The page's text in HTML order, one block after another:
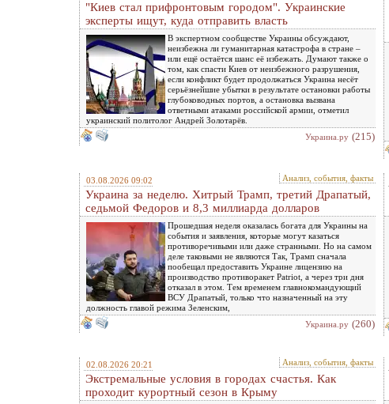
"Киев стал прифронтовым городом". Украинские
эксперты ищут, куда отправить власть
В экспертном сообществе Украины обсуждают,
неизбежна ли гуманитарная катастрофа в стране –
или ещё остаётся шанс её избежать. Думают также о
том, как спасти Киев от неизбежного разрушения,
если конфликт будет продолжаться Украина несёт
серьёзнейшие убытки в результате остановки работы
глубоководных портов, а остановка вызвана
ответными атаками российской армии, отметил
украинский политолог Андрей Золотарёв.
Украина.ру (215)
03.08.2026 09:02 Анализ, события, факты
Украина за неделю. Хитрый Трамп, третий Драпатый,
седьмой Федоров и 8,3 миллиарда долларов
Прошедшая неделя оказалась богата для Украины на
события и заявления, которые могут казаться
противоречивыми или даже странными. Но на самом
деле таковыми не являются Так, Трамп сначала
пообещал предоставить Украине лицензию на
производство противоракет Patriot, а через три дня
отказал в этом. Тем временем главнокомандующий
ВСУ Драпатый, только что назначенный на эту
должность главой режима Зеленским,
Украина.ру (260)
02.08.2026 20:21 Анализ, события, факты
Экстремальные условия в городах счастья. Как
проходит курортный сезон в Крыму